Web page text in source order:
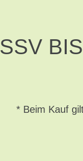
SSV
* Beim Kauf